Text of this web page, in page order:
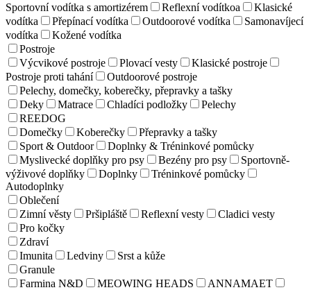
Sportovní vodítka s amortizérem
Reflexní vodítkoa
Klasické
vodítka
Přepínací vodítka Outdoorové vodítka
Samonavíjecí
vodítka
Kožené vodítka
Postroje
Výcvikové postroje
Plovací vesty
Klasické postroje
Postroje proti tahání
Outdoorové postroje
Pelechy, domečky, koberečky, přepravky a tašky
Deky
Matrace Chladíci podložky
Pelechy
REEDOG
Domečky
Koberečky
Přepravky a tašky
Sport & Outdoor
Doplnky & Tréninkové pomůcky
Myslivecké doplňky pro psy
Bezény pro psy
Sportovně-
výživové doplňky
Doplnky
Tréninkové pomůcky
Autodoplnky
Oblečení
Zimní věsty
Pršipláště Reflexní vesty
Cladici vesty
Pro kočky
Zdraví
Imunita
Ledviny
Srst a kůže
Granule
Farmina N&D
MEOWING HEADS
ANNAMAET